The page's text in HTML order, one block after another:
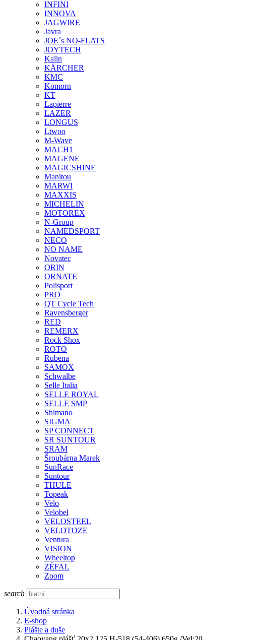
INFINI
INNOVA
JAGWIRE
Javra
JOE´s NO-FLATS
JOYTECH
Kalin
KÄRCHER
KMC
Komorn
KT
Lapierre
LAZER
LONGUS
Ltwoo
M-Wave
MACH1
MAGENE
MAGICSHINE
Manitou
MARWI
MAXXIS
MICHELIN
MOTOREX
N-Group
NAMEDSPORT
NECO
NO NAME
Novatec
ORIN
ORNATE
Polisport
PRO
QT Cycle Tech
Ravensberger
RED
REMERX
Rock Shox
ROTO
Rubena
SAMOX
Schwalbe
Selle Italia
SELLE ROYAL
SELLE SMP
Shimano
SIGMA
SP CONNECT
SR SUNTOUR
SRAM
Šroubárna Marek
SunRace
Suntour
THULE
Topeak
Velo
Velobel
VELOSTEEL
VELOTOZE
Ventura
VISION
Wheeltop
ZÉFAL
Zoom
search
Úvodná stránka
E-shop
Plášte a duše